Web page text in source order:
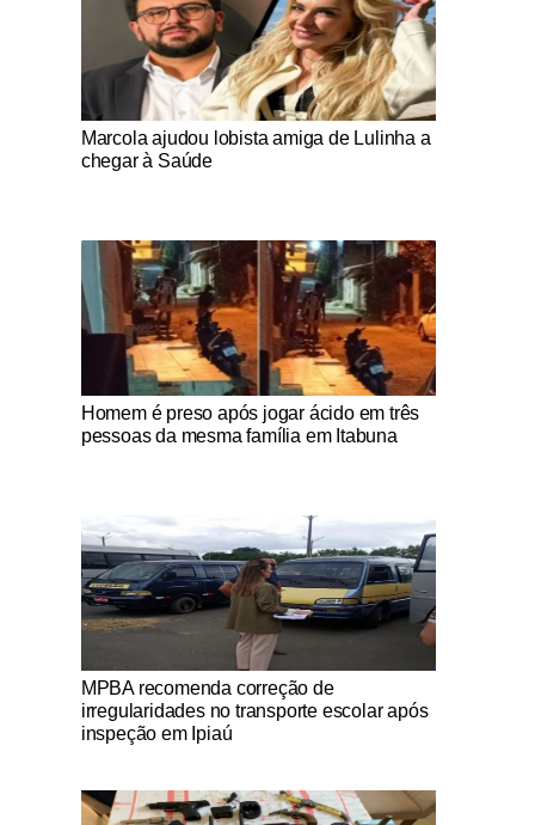
Notícias Católicas
Marcola ajudou lobista amiga de Lulinha a
chegar à Saúde
Notícias Católicas
Homem é preso após jogar ácido em três
pessoas da mesma família em Itabuna
Notícias Católicas
MPBA recomenda correção de
irregularidades no transporte escolar após
inspeção em Ipiaú